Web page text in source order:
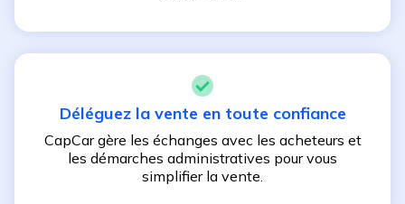
Déléguez la vente en toute confiance
CapCar gère les échanges avec les acheteurs et
les démarches administratives pour vous
simplifier la vente.